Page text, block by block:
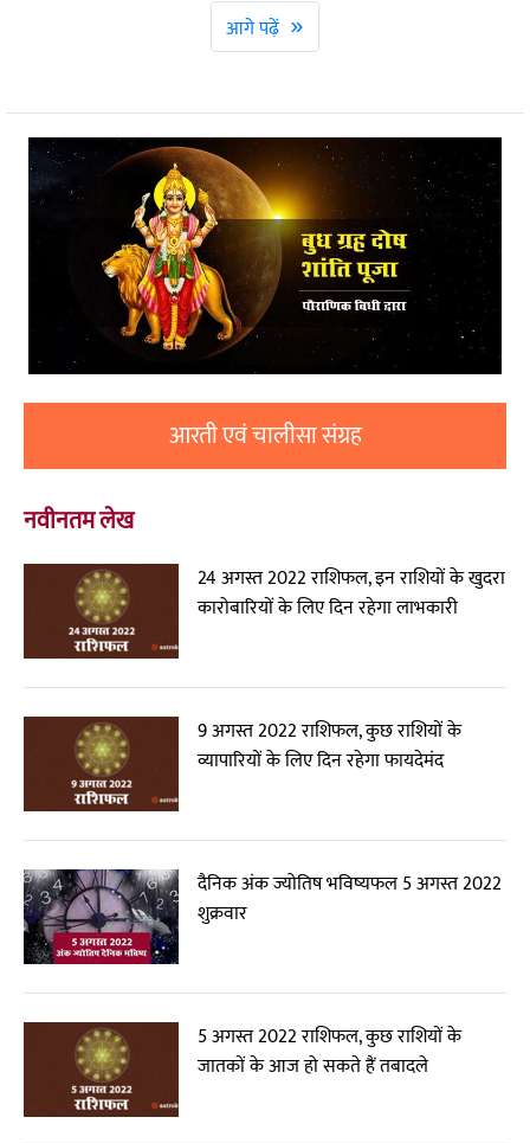
आगे पढ़ें »
आरती एवं चालीसा संग्रह
नवीनतम लेख
24 अगस्त 2022 राशिफल, इन राशियों के खुदरा
कारोबारियों के लिए दिन रहेगा लाभकारी
9 अगस्त 2022 राशिफल, कुछ राशियों के
व्यापारियों के लिए दिन रहेगा फायदेमंद
दैनिक अंक ज्योतिष भविष्यफल 5 अगस्त 2022
शुक्रवार
5 अगस्त 2022 राशिफल, कुछ राशियों के
जातकों के आज हो सकते हैं तबादले